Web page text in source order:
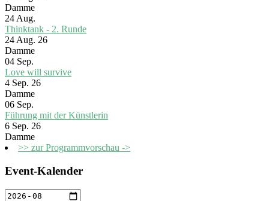
Damme
24 Aug.
Thinktank - 2. Runde
24 Aug. 26
Damme
04 Sep.
Love will survive
4 Sep. 26
Damme
06 Sep.
Führung mit der Künstlerin
6 Sep. 26
Damme
>> zur Programmvorschau ->
Event-Kalender